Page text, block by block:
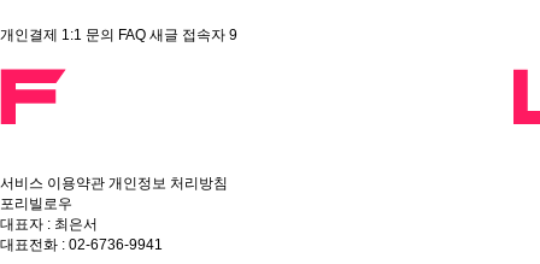
개인결제 1:1 문의 FAQ 새글 접속자 9
서비스 이용약관 개인정보 처리방침
포리빌로우
대표자 : 최은서
대표전화 : 02-6736-9941